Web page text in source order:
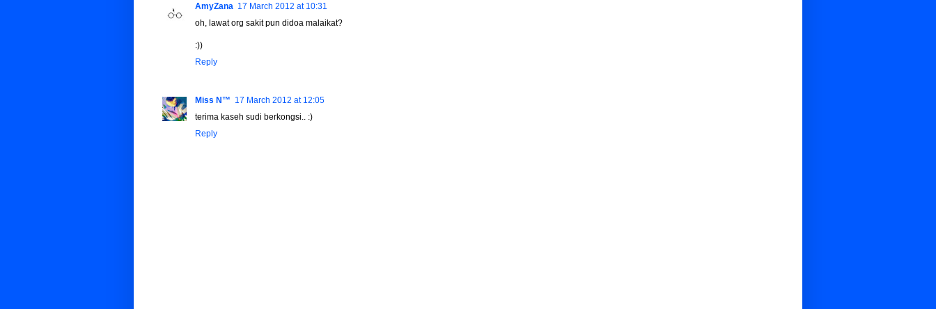
AmyZana 17 March 2012 at 10:31
oh, lawat org sakit pun didoa malaikat?
:))
Reply
Miss N™ 17 March 2012 at 12:05
terima kaseh sudi berkongsi.. :)
Reply